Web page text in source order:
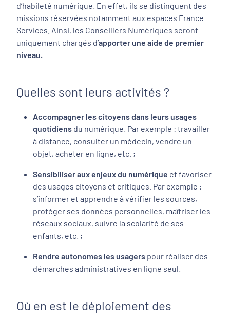
d’habileté numérique. En effet, ils se distinguent des
missions réservées notamment aux espaces France
Services. Ainsi, les Conseillers Numériques seront
uniquement chargés d’apporter une aide de premier
niveau.
Quelles sont leurs activités ?
Accompagner les citoyens dans leurs usages
quotidiens du numérique. Par exemple : travailler
à distance, consulter un médecin, vendre un
objet, acheter en ligne, etc. ;
Sensibiliser aux enjeux du numérique et favoriser
des usages citoyens et critiques. Par exemple :
s’informer et apprendre à vérifier les sources,
protéger ses données personnelles, maîtriser les
réseaux sociaux, suivre la scolarité de ses
enfants, etc. ;
Rendre autonomes les usagers pour réaliser des
démarches administratives en ligne seul.
Où en est le déploiement des